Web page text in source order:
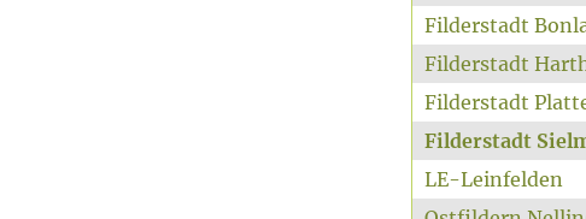
Filderstadt
Filderstadt
Filderstadt
Filderstadt
LE-Leinfelden